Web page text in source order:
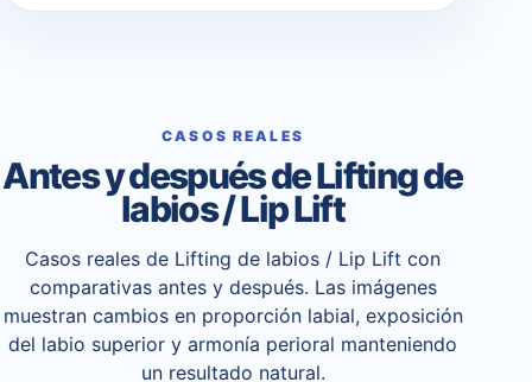
CASOS REALES
Antes y después de Lifting de
labios / Lip Lift
Casos reales de Lifting de labios / Lip Lift con
comparativas antes y después. Las imágenes
muestran cambios en proporción labial, exposición
del labio superior y armonía perioral manteniendo
un resultado natural.